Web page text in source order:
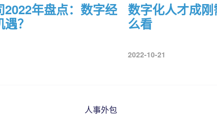
2022年盘点：数字经
？
数字化人才成
么看
2022-10-21
人事外包